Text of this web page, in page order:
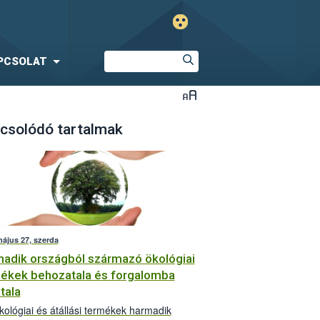
tartalmak
27, szerda
országból származó ökológiai
behozatala és forgalomba
és átállási termékek harmadik